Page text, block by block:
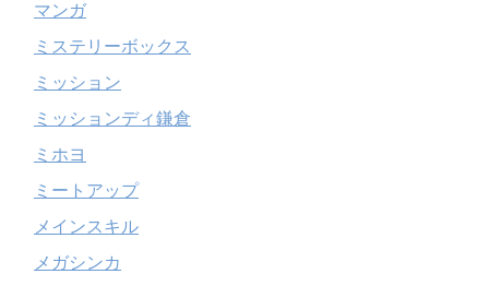
マンガ
ミステリーボックス
ミッション
ミッションディ鎌倉
ミホヨ
ミートアップ
メインスキル
メガシンカ